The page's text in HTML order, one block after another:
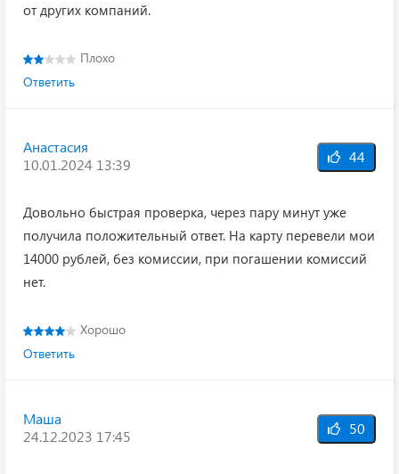
от других компаний.
Плохо
Ответить
Анастасия
10.01.2024 13:39
44
Довольно быстрая проверка, через пару минут уже
получила положительный ответ. На карту перевели мои
14000 рублей, без комиссии, при погашении комиссий
нет.
Хорошо
Ответить
Маша
24.12.2023 17:45
50